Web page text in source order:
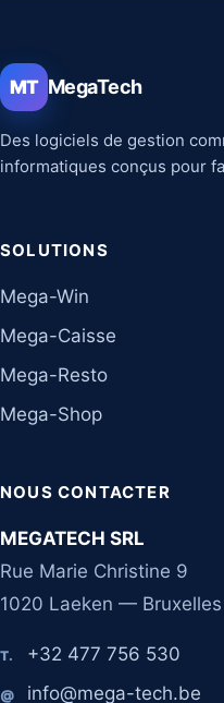
MT MegaTech
Des logiciels de gestion
informatiques conçus pour
SOLUTIONS
Mega-Win
Mega-Caisse
Mega-Resto
Mega-Shop
NOUS CONTACTER
MEGATECH SRL
Rue Marie Christine 9
1020 Laeken — Bruxelles
T. +32 477 756 530
@ info@mega-tech.be